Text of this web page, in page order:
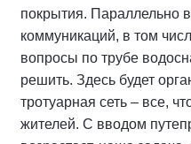
покрытия. Параллельно
коммуникаций, в том
вопросы по трубе
решить. Здесь будет
тротуарная сеть – все,
жителей. С вводом